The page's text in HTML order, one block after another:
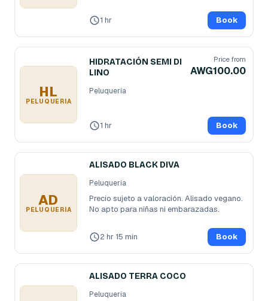
1 hr Book
HL
PELUQUERÍA
HIDRATACIÓN SEMI DI
LINO
Price from
AWG100.00
Peluquería
1 hr Book
AD
PELUQUERÍA
ALISADO BLACK DIVA
Peluquería
Precio sujeto a valoración. Alisado vegano.
No apto para niñas ni embarazadas.
2 hr 15 min Book
ALISADO TERRA COCO
Peluquería